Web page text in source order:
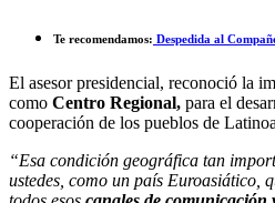
Te recomendamos: Despedida al
El asesor presidencial, reconoció la
como Centro Regional, para el
cooperación de los pueblos de
“Esa condición geográfica tan
ustedes, como un país Euroasiático,